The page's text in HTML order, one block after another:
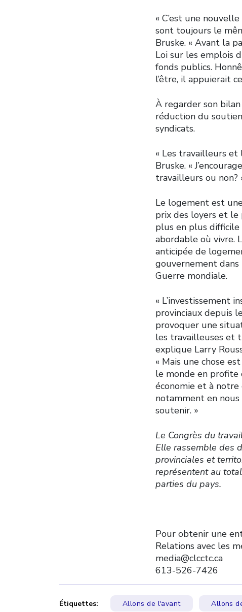
« C’est une
sont toujours le
Bruske. « Avant la
Loi sur les emplois
fonds publics.
l’être, il appuierait
À regarder son
réduction du
syndicats.
« Les travailleurs et
Bruske. «
travailleurs ou non?
Le logement est
prix des loyers et
plus en plus
abordable où vivre.
anticipée de
gouvernement
Guerre mondiale.
« L’investissement
provinciaux depuis
provoquer une
les travailleuses et
explique Larry
« Mais une chose
le monde en profite
économie et à
notamment en
soutenir. »
Le Congrès du
Elle rassemble des
provinciales et
représentent au
parties du pays.
Pour obtenir une
Relations avec les
media@clcctc.ca
613-526-7426
Étiquettes: Allons de l'avant Allons